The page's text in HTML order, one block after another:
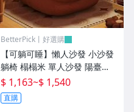
BetterPick丨好選購
【可躺可睡】懶人沙發 小沙發
躺椅 榻榻米 單人沙發 陽臺臥
室客廳適用 法式復古設計 舒適
窩窩感 可拆洗布套 小戶型必備
$ 1,163~$ 1,540
直購